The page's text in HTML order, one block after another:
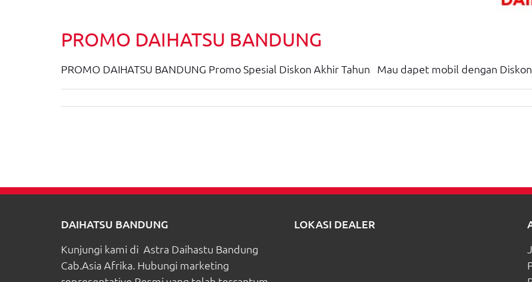
PROMO DAIHATSU BANDUNG
PROMO DAIHATSU BANDUNG Promo Spesial Diskon Akhir Tahun Mau dapet mobil dengan
DAIHATSU BANDUNG
Kunjungi kami di Astra Daihastu Bandung
Cab.Asia Afrika. Hubungi marketing
LOKASI DEALER